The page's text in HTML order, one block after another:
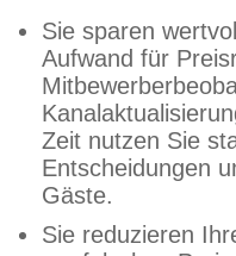
Sie sparen
Aufwand für
Zeit nutzen Sie
Entscheidungen
Gäste.
Sie reduzieren